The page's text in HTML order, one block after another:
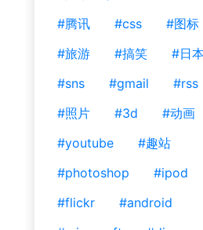
#腾讯
#css
#图标
#旅游
#搞笑
#日
#sns
#gmail
#rss
#照片
#3d
#动画
#youtube
#趣站
#photoshop
#ipod
#flickr
#android